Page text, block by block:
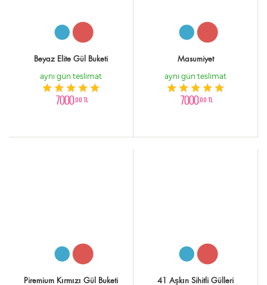
Beyaz Elite Gül Buketi
aynı gün teslimat
7000,00 TL
Masumiyet
aynı gün teslimat
7000,00 TL
Piremium Kırmızı Gül Buketi 41 Aşkın Sihitli Gülleri